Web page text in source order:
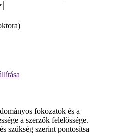
fokozatok és a
a szerzők felelőssége.
szükség szerint pontosítsa